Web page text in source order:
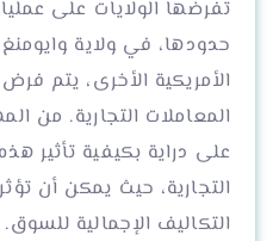
تفرضها الولايات على
حدودها، في ولاية
الأمريكية الأخرى، يتم
المعاملات التجارية. من
على دراية بكيفية تأثير
التجارية، حيث يمكن أن
التكاليف الإجمالية للسوق.